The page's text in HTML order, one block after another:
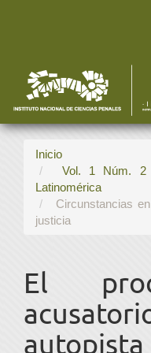
Barra
lateral
Inicio
Vol. 1 Núm. 2
Latinomérica
Circunstancias
justicia
El
autopista